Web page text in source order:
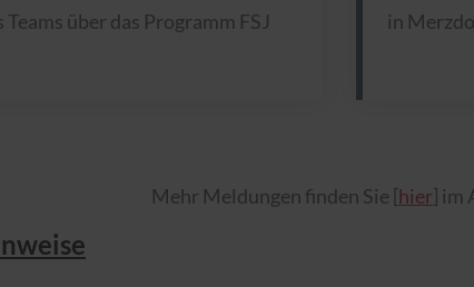
über das Programm FSJ
in
Mehr Meldungen finden Sie [hier] im